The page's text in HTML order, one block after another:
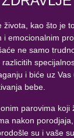
života, kao što je
i emocionalnim
ne samo
i biće uz Vas
bebe.
parovima koji
nakon
su i vaše